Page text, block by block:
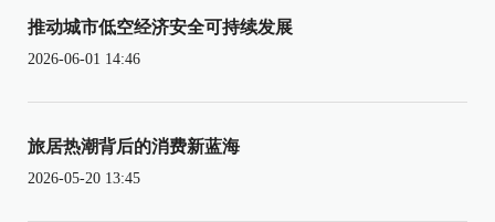
推动城市低空经济安全可持续发展
2026-06-01 14:46
旅居热潮背后的消费新蓝海
2026-05-20 13:45